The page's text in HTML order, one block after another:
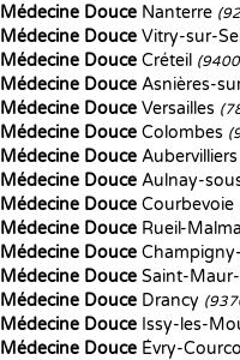
Médecine Douce Nanterre
Médecine Douce Vitry-sur-
Médecine Douce Créteil
Médecine Douce Asnières-
Médecine Douce Versailles
Médecine Douce Colombes
Médecine Douce Aubervilliers
Médecine Douce Aulnay-
Médecine Douce Courbevoie
Médecine Douce Rueil-
Médecine Douce
Médecine Douce Saint-
Médecine Douce Drancy
Médecine Douce Issy-les-
Médecine Douce Évry-